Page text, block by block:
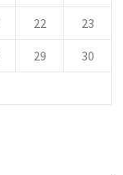
22 23
29 30